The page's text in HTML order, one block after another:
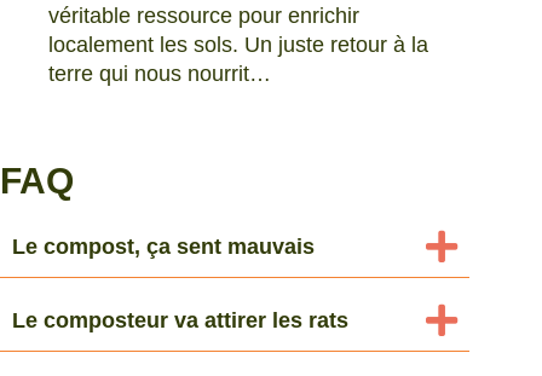
véritable ressource pour enrichir
localement les sols. Un juste retour à la
terre qui nous nourrit…
FAQ
Le compost, ça sent mauvais
Le composteur va attirer les rats